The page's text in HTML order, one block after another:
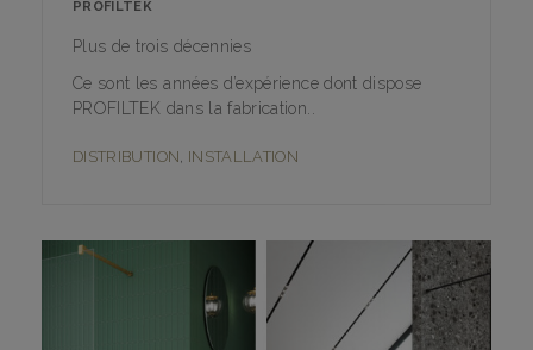
PROFILTEK
Plus de trois décennies
Ce sont les années d’expérience dont dispose
PROFILTEK dans la fabrication..
DISTRIBUTION, INSTALLATION